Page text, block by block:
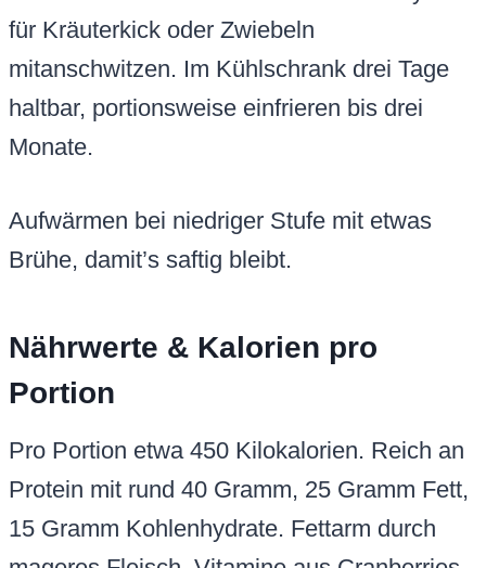
für Kräuterkick oder Zwiebeln
mitanschwitzen. Im Kühlschrank drei Tage
haltbar, portionsweise einfrieren bis drei
Monate.
Aufwärmen bei niedriger Stufe mit etwas
Brühe, damit’s saftig bleibt.
Nährwerte & Kalorien pro
Portion
Pro Portion etwa 450 Kilokalorien. Reich an
Protein mit rund 40 Gramm, 25 Gramm Fett,
15 Gramm Kohlenhydrate. Fettarm durch